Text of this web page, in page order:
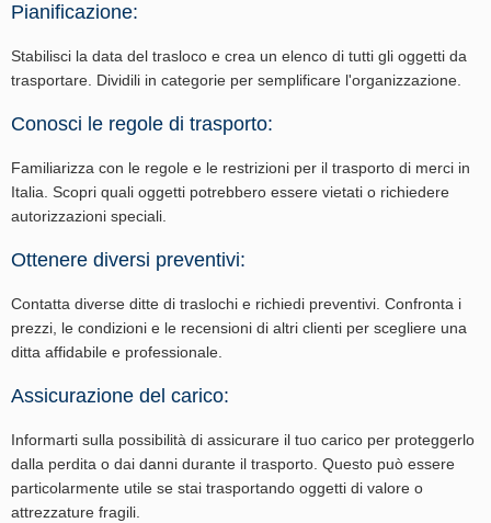
Pianificazione:
Stabilisci la data del trasloco e crea un elenco di tutti gli oggetti da
trasportare. Dividili in categorie per semplificare l'organizzazione.
Conosci le regole di trasporto:
Familiarizza con le regole e le restrizioni per il trasporto di merci in
Italia. Scopri quali oggetti potrebbero essere vietati o richiedere
autorizzazioni speciali.
Ottenere diversi preventivi:
Contatta diverse ditte di traslochi e richiedi preventivi. Confronta i
prezzi, le condizioni e le recensioni di altri clienti per scegliere una
ditta affidabile e professionale.
Assicurazione del carico:
Informarti sulla possibilità di assicurare il tuo carico per proteggerlo
dalla perdita o dai danni durante il trasporto. Questo può essere
particolarmente utile se stai trasportando oggetti di valore o
attrezzature fragili.